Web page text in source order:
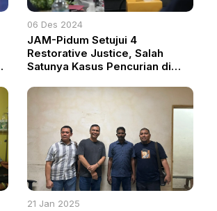
06 Des 2024
JAM-Pidum Setujui 4
Restorative Justice, Salah
Satunya Kasus Pencurian di
21 Jan 2025